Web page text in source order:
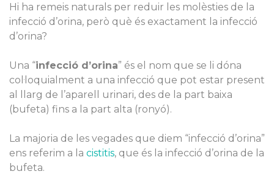
Hi ha remeis naturals per reduir les molèsties de la
infecció d’orina, però què és exactament la infecció
d’orina?
Una “infecció d’orina” és el nom que se li dóna
col·loquialment a una infecció que pot estar present
al llarg de l’aparell urinari, des de la part baixa
(bufeta) fins a la part alta (ronyó).
La majoria de les vegades que diem “infecció d’orina”
ens referim a la cistitis, que és la infecció d’orina de la
bufeta.